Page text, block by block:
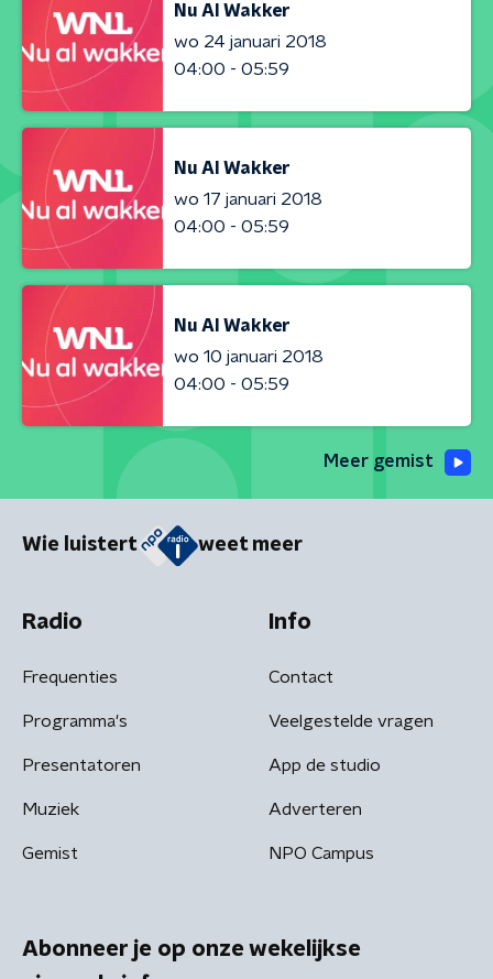
Nu Al Wakker
wo 24 januari 2018
04:00 - 05:59
Nu Al Wakker
wo 17 januari 2018
04:00 - 05:59
Nu Al Wakker
wo 10 januari 2018
04:00 - 05:59
Meer gemist
Wie luistert weet meer
Radio
Frequenties
Programma's
Presentatoren
Muziek
Gemist
Info
Contact
Veelgestelde vragen
App de studio
Adverteren
NPO Campus
Abonneer je op onze wekelijkse